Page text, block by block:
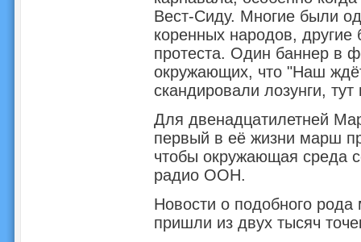
Вест-Сиду. Многие были
коренных народов,
протеста. Один баннер в
окружающих, что "Наш
скандировали лозунги,
Для двенадцатилетней
первый в её жизни марш
чтобы окружающая среда
радио ООН.
Новости о подобного
пришли из двух тысяч